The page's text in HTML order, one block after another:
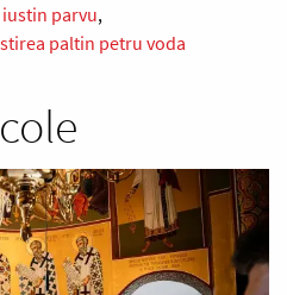
parvu
paltin petru voda